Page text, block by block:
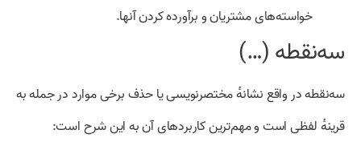
خواسته‌های مشتریان و برآورده کردن آنها.
سه‌نقطه (…)
سه‌نقطه در واقع نشانهٔ مختصرنویسی یا حذف برخی موارد در جمله به
قرینهٔ لفظی است و مهم‌ترین کاربردهای آن به این شرح است: